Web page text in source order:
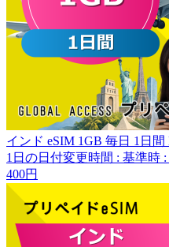
インド eSIM 1GB 毎日 1日間
1日の日付変更時間 : 基準時
400円